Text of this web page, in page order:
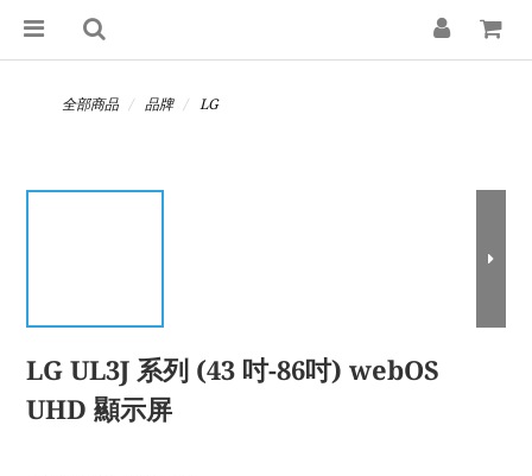
全部商品 品牌 LG
LG UL3J 系列 (43 吋-86吋) webOS
UHD 顯示屏